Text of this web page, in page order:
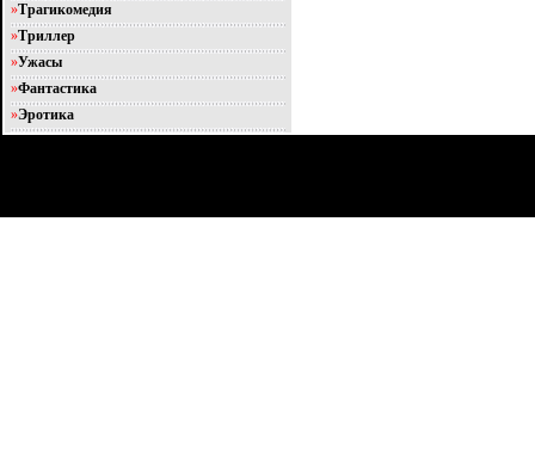
»Трагикомедия
»Триллер
»Ужасы
»Фантастика
»Эротика